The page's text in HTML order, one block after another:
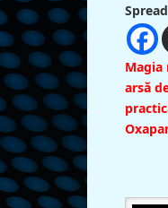
Magia
arsă